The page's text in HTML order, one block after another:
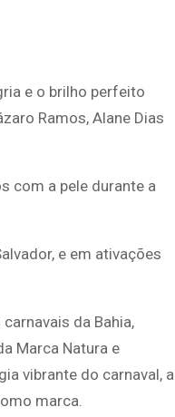
e o brilho perfeito
Ramos, Alane Dias
com a pele durante a
e em ativações
da Bahia,
Marca Natura e
vibrante do carnaval, a
marca.